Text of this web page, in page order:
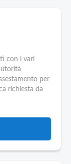
con i vari
per
richiesta da